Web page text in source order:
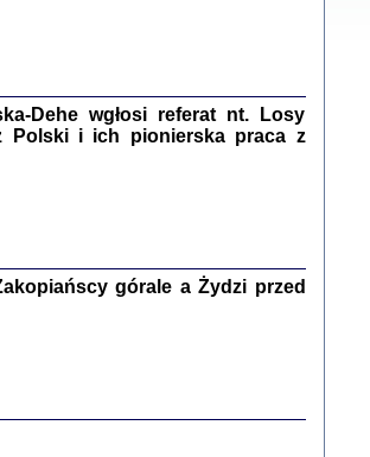
NAM KOLEJNA GODZINA ...
w ukryciu w latach 1943-1944
Dehe wgłosi referat nt. Losy
Polski i ich pionierska praca z
górale a Żydzi przed